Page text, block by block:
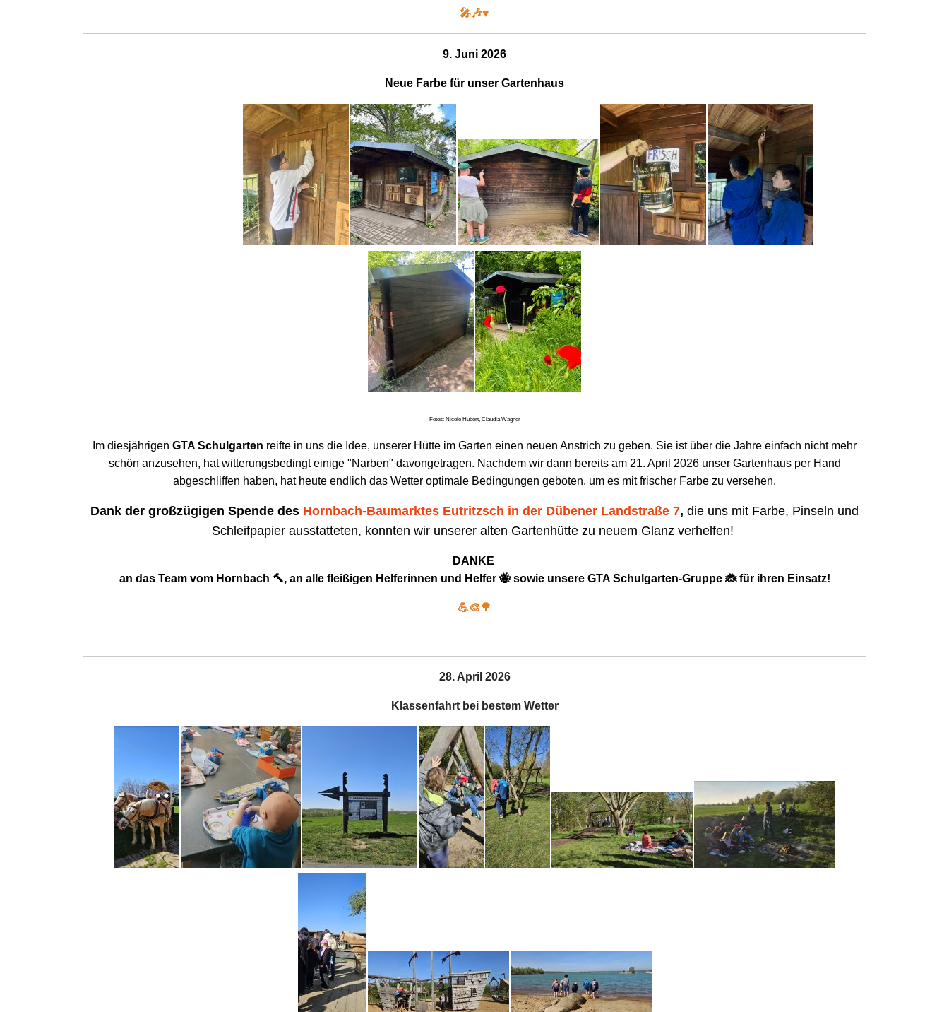
🎤🎶♥️
9. Juni 2026
Neue Farbe für unser Gartenhaus
Fotos: Nicole Hubert, Claudia Wagner
Im diesjährigen GTA Schulgarten reifte in uns die Idee, unserer Hütte im Garten einen neuen Anstrich zu geben. Sie ist über die Jahre einfach nicht mehr
schön anzusehen, hat witterungsbedingt einige "Narben" davongetragen. Nachdem wir dann bereits am 21. April 2026 unser Gartenhaus per Hand
abgeschliffen haben, hat heute endlich das Wetter optimale Bedingungen geboten, um es mit frischer Farbe zu versehen.
Dank der großzügigen Spende des Hornbach-Baumarktes Eutritzsch in der Dübener Landstraße 7, die uns mit Farbe, Pinseln und
Schleifpapier ausstatteten, konnten wir unserer alten Gartenhütte zu neuem Glanz verhelfen!
DANKE
an das Team vom Hornbach 🔨, an alle fleißigen Helferinnen und Helfer 🐝 sowie unsere GTA Schulgarten-Gruppe 🐞 für ihren Einsatz!
💪🎨🌳
28. April 2026
Klassenfahrt bei bestem Wetter